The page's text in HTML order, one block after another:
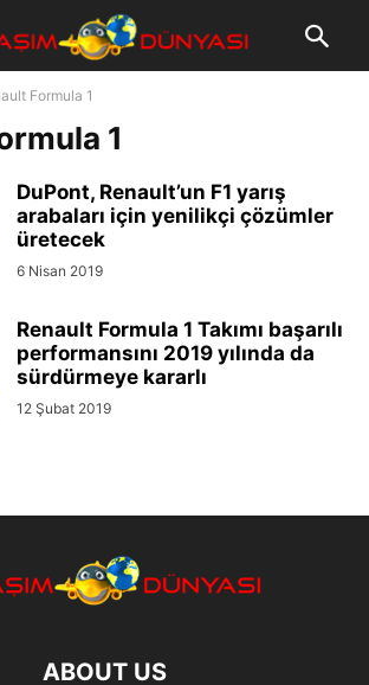
Formula 1
1
DuPont, Renault’un F1 yarış
arabaları için yenilikçi çözümler
üretecek
6 Nisan 2019
Renault Formula 1 Takımı başarılı
performansını 2019 yılında da
sürdürmeye kararlı
12 Şubat 2019
ABOUT US